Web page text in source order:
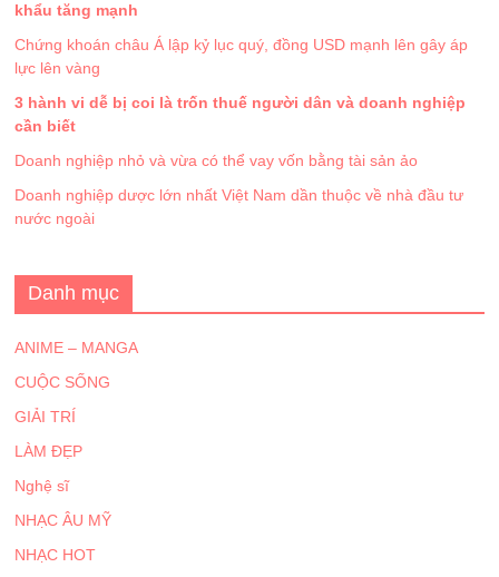
khẩu tăng mạnh
Chứng khoán châu Á lập kỷ lục quý, đồng USD mạnh lên gây áp
lực lên vàng
3 hành vi dễ bị coi là trốn thuế người dân và doanh nghiệp
cần biết
Doanh nghiệp nhỏ và vừa có thể vay vốn bằng tài sản ảo
Doanh nghiệp dược lớn nhất Việt Nam dần thuộc về nhà đầu tư
nước ngoài
Danh mục
ANIME – MANGA
CUỘC SỐNG
GIẢI TRÍ
LÀM ĐẸP
Nghệ sĩ
NHẠC ÂU MỸ
NHẠC HOT